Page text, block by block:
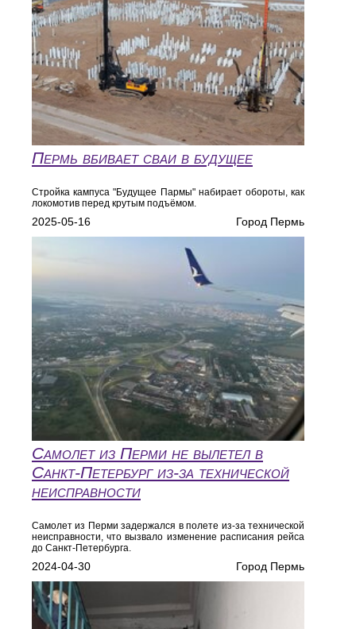
Пермь вбивает сваи в будущее
Стройка кампуса "Будущее Пармы" набирает обороты, как
локомотив перед крутым подъёмом.
2025-05-16 Город Пермь
Самолет из Перми не вылетел в
Санкт-Петербург из-за технической
неисправности
Самолет из Перми задержался в полете из-за технической
неисправности, что вызвало изменение расписания рейса
до Санкт-Петербурга.
2024-04-30 Город Пермь